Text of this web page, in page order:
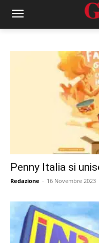
Penny Italia si
Redazione - 16 Novembre 2023